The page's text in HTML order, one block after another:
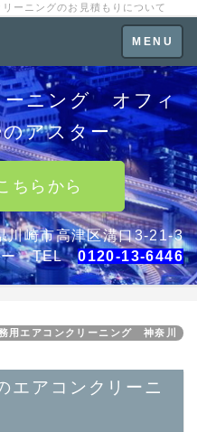
ーニングのお見積もりについて
Toggle
navigation
MENU
ーニング オフィ
アスター
ちらから
崎市高津区溝口3-21-3
ー TEL0120-13-6446
用エアコンクリーニング 神奈川
エアコンクリーニ